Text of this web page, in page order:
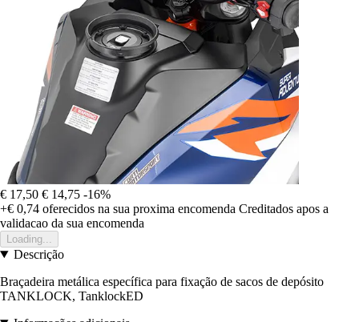
€ 17,50 € 14,75 -16%
+€ 0,74 oferecidos na sua proxima encomenda Creditados apos a
validacao da sua encomenda
Loading...
Descrição
Braçadeira metálica específica para fixação de sacos de depósito
TANKLOCK, TanklockED